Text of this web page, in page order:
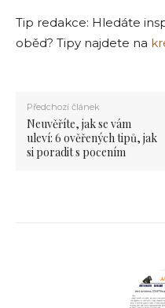
Tip redakce: Hledáte
oběd? Tipy najdete na
Předchozí článek
Neuvěříte, jak se vám
uleví: 6 ověřených tipů, jak
si poradit s pocením